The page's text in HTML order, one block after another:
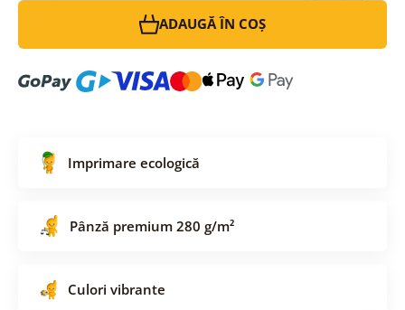
ADAUGĂ ÎN COȘ
Imprimare ecologică
Pânză premium 280 g/m²
Culori vibrante